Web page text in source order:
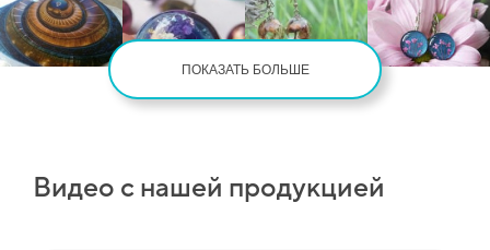
ПОКАЗАТЬ БОЛЬШЕ
Видео с нашей продукцией